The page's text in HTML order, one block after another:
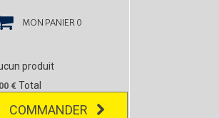
MON PANIER 0
produit
€ Total
COMMANDER